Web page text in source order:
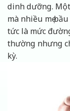
dinh dưỡng.
mà nhiều mẹ
tức là mức
thường nhưng
kỳ.